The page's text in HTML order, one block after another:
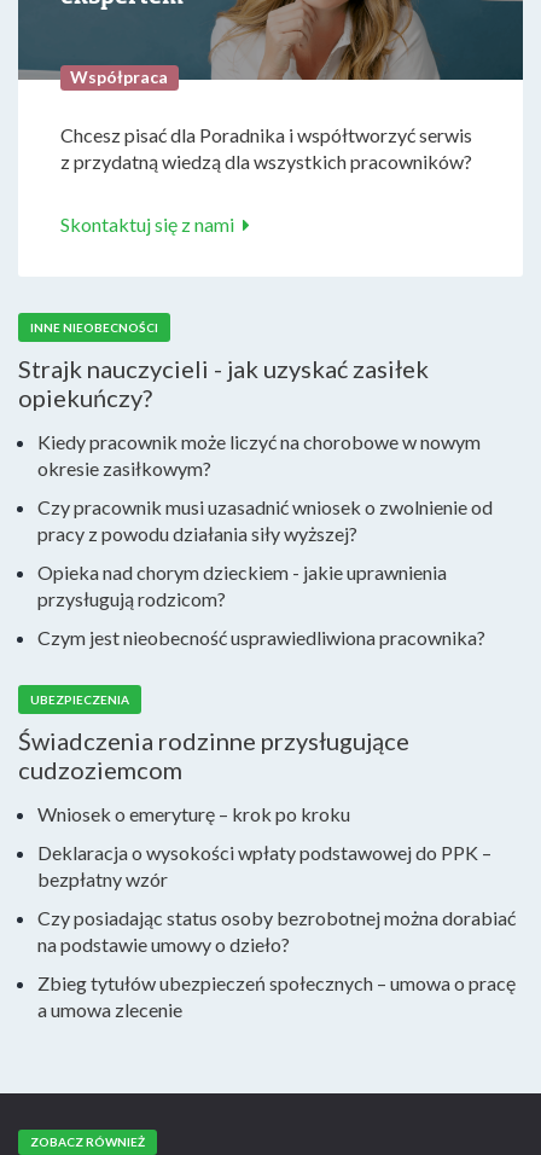
Współpraca
Chcesz pisać dla Poradnika i współtworzyć serwis
z przydatną wiedzą dla wszystkich pracowników?
Skontaktuj się z nami
INNE NIEOBECNOŚCI
Strajk nauczycieli - jak uzyskać zasiłek
opiekuńczy?
Kiedy pracownik może liczyć na chorobowe w nowym
okresie zasiłkowym?
Czy pracownik musi uzasadnić wniosek o zwolnienie od
pracy z powodu działania siły wyższej?
Opieka nad chorym dzieckiem - jakie uprawnienia
przysługują rodzicom?
Czym jest nieobecność usprawiedliwiona pracownika?
UBEZPIECZENIA
Świadczenia rodzinne przysługujące
cudzoziemcom
Wniosek o emeryturę – krok po kroku
Deklaracja o wysokości wpłaty podstawowej do PPK –
bezpłatny wzór
Czy posiadając status osoby bezrobotnej można dorabiać
na podstawie umowy o dzieło?
Zbieg tytułów ubezpieczeń społecznych – umowa o pracę
a umowa zlecenie
ZOBACZ RÓWNIEŻ